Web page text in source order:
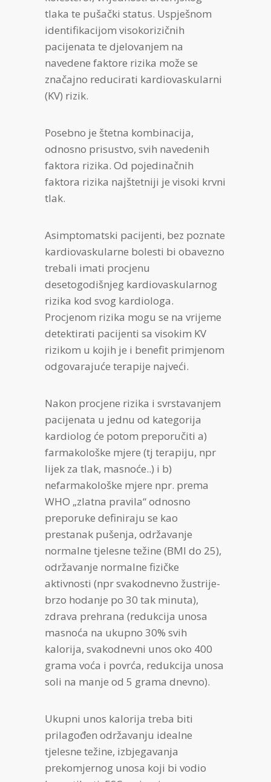
tlaka te pušački status. Uspješnom
identifikacijom visokorizičnih
pacijenata te djelovanjem na
navedene faktore rizika može se
značajno reducirati kardiovaskularni
(KV) rizik.
Posebno je štetna kombinacija,
odnosno prisustvo, svih navedenih
faktora rizika. Od pojedinačnih
faktora rizika najštetniji je visoki krvni
tlak.
Asimptomatski pacijenti, bez poznate
kardiovaskularne bolesti bi obavezno
trebali imati procjenu
desetogodišnjeg kardiovaskularnog
rizika kod svog kardiologa.
Procjenom rizika mogu se na vrijeme
detektirati pacijenti sa visokim KV
rizikom u kojih je i benefit primjenom
odgovarajuće terapije najveći.
Nakon procjene rizika i svrstavanjem
pacijenata u jednu od kategorija
kardiolog će potom preporučiti a)
farmakološke mjere (tj terapiju, npr
lijek za tlak, masnoće..) i b)
nefarmakološke mjere npr. prema
WHO „zlatna pravila“ odnosno
preporuke definiraju se kao
prestanak pušenja, održavanje
normalne tjelesne težine (BMI do 25),
održavanje normalne fizičke
aktivnosti (npr svakodnevno žustrije-
brzo hodanje po 30 tak minuta),
zdrava prehrana (redukcija unosa
masnoća na ukupno 30% svih
kalorija, svakodnevni unos oko 400
grama voća i povrća, redukcija unosa
soli na manje od 5 grama dnevno).
Ukupni unos kalorija treba biti
prilagođen održavanju idealne
tjelesne težine, izbjegavanja
prekomjernog unosa koji bi vodio